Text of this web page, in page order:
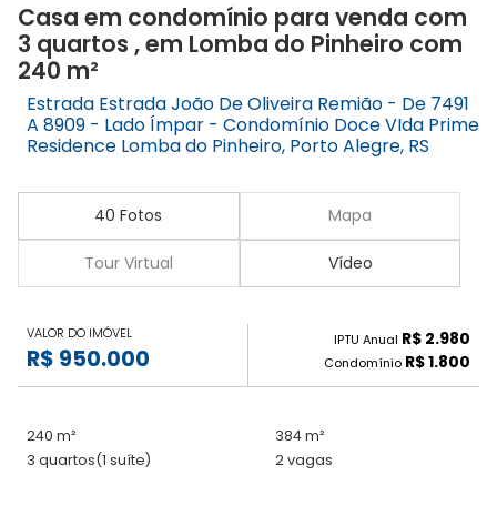
Casa em condomínio para venda com
3 quartos , em Lomba do Pinheiro com
240 m²
Estrada Estrada João De Oliveira Remião - De 7491
A 8909 - Lado Ímpar - Condomínio Doce VIda Prime
Residence Lomba do Pinheiro, Porto Alegre, RS
40 Fotos Mapa
Tour Virtual Vídeo
VALOR DO IMÓVEL
R$ 950.000
IPTU Anual R$ 2.980
Condomínio R$ 1.800
240 m²
384 m²
3 quartos(1 suíte) 2 vagas